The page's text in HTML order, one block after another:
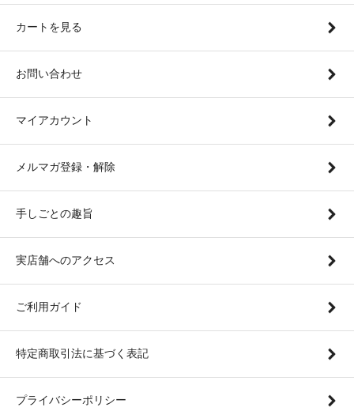
カートを見る
お問い合わせ
マイアカウント
メルマガ登録・解除
手しごとの趣旨
実店舗へのアクセス
ご利用ガイド
特定商取引法に基づく表記
プライバシーポリシー